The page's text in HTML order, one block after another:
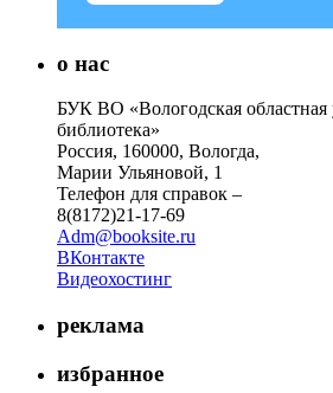
о нас
БУК ВО «Вологодская областная
библиотека»
Россия, 160000, Вологда,
Марии Ульяновой, 1
Телефон для справок –
8(8172)21-17-69
Adm@booksite.ru
ВКонтакте
Видеохостинг
реклама
избранное